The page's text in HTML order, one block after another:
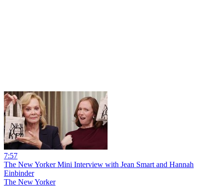
7:57
The New Yorker Mini Interview with Jean Smart and Hannah
Einbinder
The New Yorker